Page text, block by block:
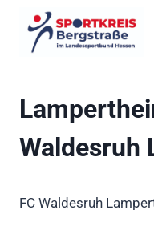
Inhalt
springen
Waldesruh
FC Waldesruh